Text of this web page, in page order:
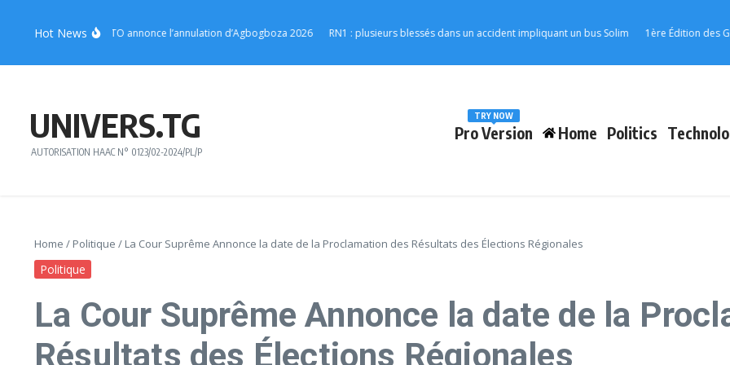
Hot News
: l’Union EWETO annonce l’annulation d’Agbogboza 2026 RN1 : plusieurs blessés dans un accident impliquant un bus Solim 1ère Édition des Grandes
UNIVERS.TG
AUTORISATION HAAC N° 0123/02-2024/PL/P
Pro Version
TRY NOW
Home Politics
Home / Politique / La Cour Suprême Annonce la date de la Proclamation des Résultats des Élections Régionales
Politique
La Cour Suprême Annonce la date de la
Résultats des Élections Régionales